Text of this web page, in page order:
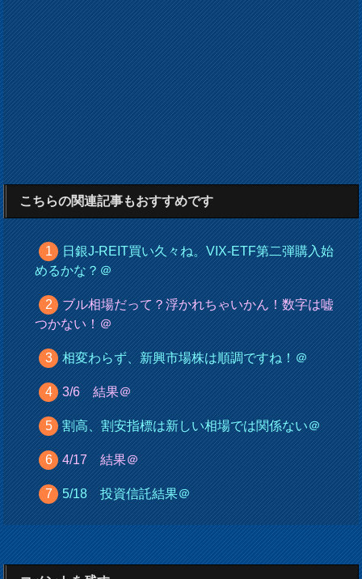
こちらの関連記事もおすすめです
日銀J-REIT買い久々ね。VIX-ETF第二弾購入始
めるかな？＠
ブル相場だって？浮かれちゃいかん！数字は嘘
つかない！＠
相変わらず、新興市場株は順調ですね！＠
3/6 結果＠
割高、割安指標は新しい相場では関係ない＠
4/17 結果＠
5/18 投資信託結果＠